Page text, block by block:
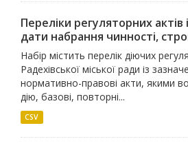
Переліки регуляторних актів
дати набрання чинності,
Набір містить перелік діючих
Радехівської міської ради із
нормативно-правові акти, якими
дію, базові, повторні...
CSV